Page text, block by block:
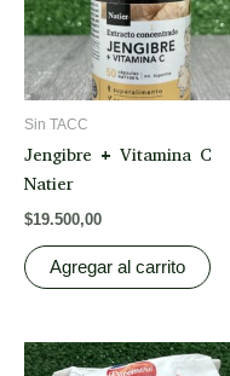
Sin TACC
Jengibre + Vitamina C
Natier
$19.500,00
Agregar al carrito